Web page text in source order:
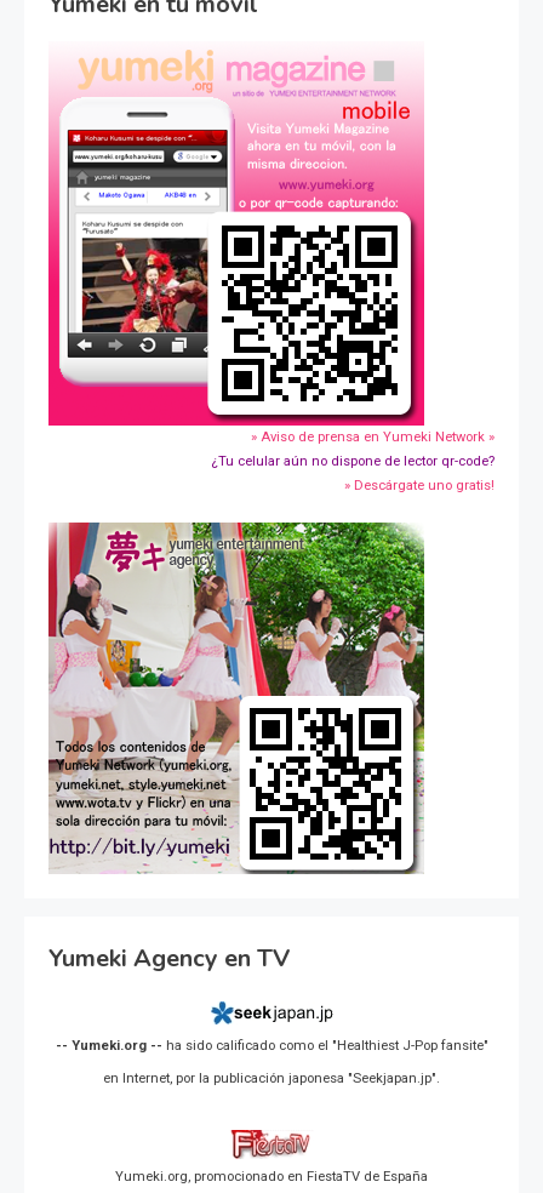
» Aviso de prensa en Yumeki Network »
¿Tu celular aún no dispone de lector qr-code?
» Descárgate uno gratis!
Yumeki Agency en TV
-- Yumeki.org -- ha sido calificado como el "Healthiest J-Pop fansite"
en Internet, por la publicación japonesa "Seekjapan.jp".
Yumeki.org, promocionado en FiestaTV de España